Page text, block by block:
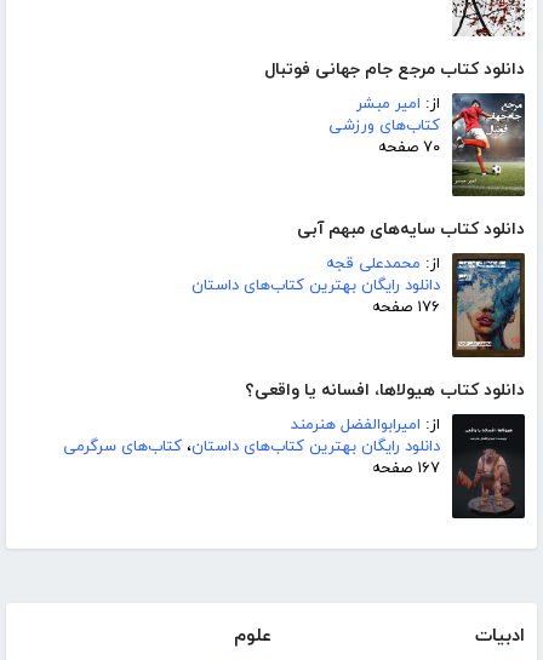
دانلود کتاب مرجع جام جهانی فوتبال
از: امیر مبشر
کتاب‌های ورزشی
۷۰ صفحه
دانلود کتاب سایه‌های مبهم آبی
از: محمدعلی قجه
دانلود رایگان بهترین کتاب‌های داستان
۱۷۶ صفحه
دانلود کتاب هیولاها، افسانه یا واقعی؟
از: امیرابوالفضل هنرمند
دانلود رایگان بهترین کتاب‌های داستان، کتاب‌های سرگرمی
۱۶۷ صفحه
ادبیات علوم